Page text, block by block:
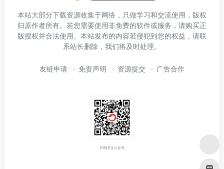
本站大部分下载资源收集于网络，只做学习和交流使用，版权
归原作者所有。若您需要使用非免费的软件或服务，请购买正
版授权并合法使用。本站发布的内容若侵犯到您的权益，请联
系站长删除，我们将及时处理。
友链申请 免责声明 资源提交 广告合作
扫码关注公众号